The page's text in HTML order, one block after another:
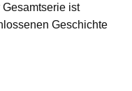
ist
Geschichte